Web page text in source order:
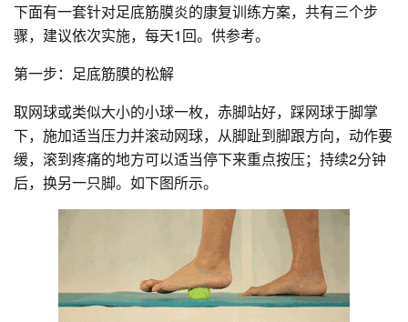
下面有一套针对足底筋膜炎的康复训练方案，共有三个步
骤，建议依次实施，每天1回。供参考。
第一步：足底筋膜的松解
取网球或类似大小的小球一枚，赤脚站好，踩网球于脚掌
下，施加适当压力并滚动网球，从脚趾到脚跟方向，动作要
缓，滚到疼痛的地方可以适当停下来重点按压；持续2分钟
后，换另一只脚。如下图所示。